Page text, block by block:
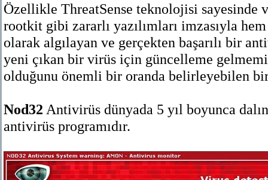
Özellikle ThreatSense teknolojisi sayesinde
rootkit gibi zararlı yazılımları imzasıyla
olarak algılayan ve gerçekten başarılı bir
yeni çıkan bir virüs için güncelleme
olduğunu önemli bir oranda belirleyebilen
Nod32 Antivirüs dünyada 5 yıl boyunca
antivirüs programıdır.